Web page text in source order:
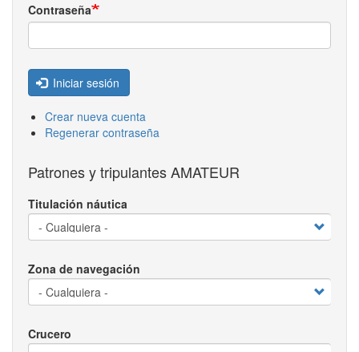
Contraseña
Iniciar sesión
Crear nueva cuenta
Regenerar contraseña
Patrones y tripulantes AMATEUR
Titulación náutica
Zona de navegación
Crucero